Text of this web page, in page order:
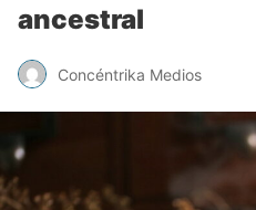
ancestral
Concéntrika Medios